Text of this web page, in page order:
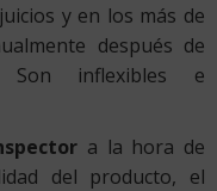
y en los más de
después de
Son inflexibles e
a la hora de
del producto, el